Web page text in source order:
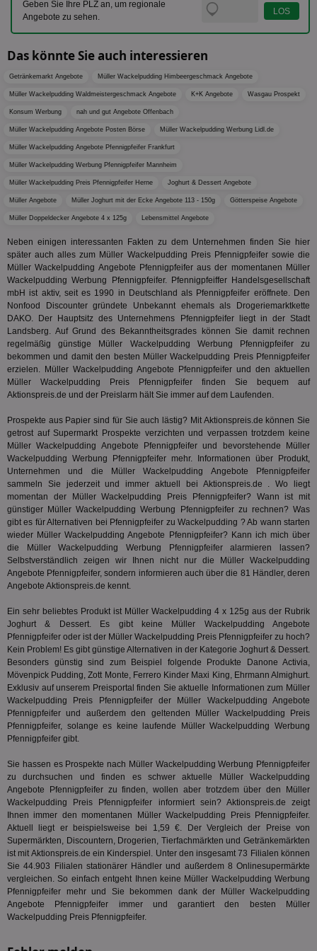
Geben Sie Ihre PLZ an, um regionale
Angebote zu sehen.
Das könnte Sie auch interessieren
Getränkemarkt Angebote Müller Wackelpudding Himbeergeschmack Angebote
Müller Wackelpudding Waldmeistergeschmack Angebote K+K Angebote Wasgau Prospekt
Konsum Werbung nah und gut Angebote Offenbach
Müller Wackelpudding Angebote Posten Börse Müller Wackelpudding Werbung Lidl.de
Müller Wackelpudding Angebote Pfennigpfeifer Frankfurt
Müller Wackelpudding Werbung Pfennigpfeifer Mannheim
Müller Wackelpudding Preis Pfennigpfeifer Herne Joghurt & Dessert Angebote
Müller Angebote Müller Joghurt mit der Ecke Angebote 113 - 150g Götterspeise Angebote
Müller Doppeldecker Angebote 4 x 125g Lebensmittel Angebote
Neben einigen interessanten Fakten zu dem Unternehmen finden Sie hier
später auch alles zum Müller Wackelpudding Preis Pfennigpfeifer sowie die
Müller Wackelpudding Angebote Pfennigpfeifer aus der momentanen Müller
Wackelpudding Werbung Pfennigpfeifer. Pfennigpfeiffer Handelsgesellschaft
mbH ist aktiv, seit es 1990 in Deutschland als Pfennigpfeifer eröffnete. Den
Nonfood Discounter gründete Unbekannt ehemals als Drogeriemarktkette
DAKO. Der Hauptsitz des Unternehmens Pfennigpfeifer liegt in der Stadt
Landsberg. Auf Grund des Bekanntheitsgrades können Sie damit rechnen
regelmäßig günstige Müller Wackelpudding Werbung Pfennigpfeifer zu
bekommen und damit den besten Müller Wackelpudding Preis Pfennigpfeifer
erzielen. Müller Wackelpudding Angebote Pfennigpfeifer und den aktuellen
Müller Wackelpudding Preis Pfennigpfeifer finden Sie bequem auf
Aktionspreis.de und der Preislarm hält Sie immer auf dem Laufenden.
Prospekte aus Papier sind für Sie auch lästig? Mit Aktionspreis.de können Sie
getrost auf Supermarkt Prospekte verzichten und verpassen trotzdem keine
Müller Wackelpudding Angebote Pfennigpfeifer und bevorstehende Müller
Wackelpudding Werbung Pfennigpfeifer mehr. Informationen über Produkt,
Unternehmen und die Müller Wackelpudding Angebote Pfennigpfeifer
sammeln Sie jederzeit und immer aktuell bei Aktionspreis.de . Wo liegt
momentan der Müller Wackelpudding Preis Pfennigpfeifer? Wann ist mit
günstiger Müller Wackelpudding Werbung Pfennigpfeifer zu rechnen? Was
gibt es für Alternativen bei Pfennigpfeifer zu Wackelpudding ? Ab wann starten
wieder Müller Wackelpudding Angebote Pfennigpfeifer? Kann ich mich über
die Müller Wackelpudding Werbung Pfennigpfeifer alarmieren lassen?
Selbstverständlich zeigen wir Ihnen nicht nur die Müller Wackelpudding
Angebote Pfennigpfeifer, sondern informieren auch über die 81 Händler, deren
Angebote Aktionspreis.de kennt.
Ein sehr beliebtes Produkt ist Müller Wackelpudding 4 x 125g aus der Rubrik
Joghurt & Dessert. Es gibt keine Müller Wackelpudding Angebote
Pfennigpfeifer oder ist der Müller Wackelpudding Preis Pfennigpfeifer zu hoch?
Kein Problem! Es gibt günstige Alternativen in der Kategorie Joghurt & Dessert.
Besonders günstig sind zum Beispiel folgende Produkte Danone Activia,
Mövenpick Pudding, Zott Monte, Ferrero Kinder Maxi King, Ehrmann Almighurt.
Exklusiv auf unserem Preisportal finden Sie aktuelle Informationen zum Müller
Wackelpudding Preis Pfennigpfeifer der Müller Wackelpudding Angebote
Pfennigpfeifer und außerdem den geltenden Müller Wackelpudding Preis
Pfennigpfeifer, solange es keine laufende Müller Wackelpudding Werbung
Pfennigpfeifer gibt.
Sie hassen es Prospekte nach Müller Wackelpudding Werbung Pfennigpfeifer
zu durchsuchen und finden es schwer aktuelle Müller Wackelpudding
Angebote Pfennigpfeifer zu finden, wollen aber trotzdem über den Müller
Wackelpudding Preis Pfennigpfeifer informiert sein? Aktionspreis.de zeigt
Ihnen immer den momentanen Müller Wackelpudding Preis Pfennigpfeifer.
Aktuell liegt er beispielsweise bei 1,59 €. Der Vergleich der Preise von
Supermärkten, Discountern, Drogerien, Tierfachmärkten und Getränkemärkten
ist mit Aktionspreis.de ein Kinderspiel. Unter den insgesamt 73 Filialen können
Sie 44.903 Filialen stationärer Händler und außerdem 8 Onlinesupermärkte
vergleichen. So einfach entgeht Ihnen keine Müller Wackelpudding Werbung
Pfennigpfeifer mehr und Sie bekommen dank der Müller Wackelpudding
Angebote Pfennigpfeifer immer und garantiert den besten Müller
Wackelpudding Preis Pfennigpfeifer.
www.aktionspreis.de
Name Provider/Domäne
_ga_BZ0Z3NWXX5
.aktionspreis.de
1 Jahr 1
Monat
von
um
da_ts
.optinadserving.com 1 Jahr
des
c
.creative-
serving.com
12 Monate
wie
die
Es
über
des
fw_ts
.optinadserving.com 1 Jahr
zu
die
wird,
hilft
und
pi
TradeTracker
.pubmatic.com
1 Tag
der
das
auf
_ga
Google LLC
.aktionspreis.de
1 Jahr 1
Monat
Dieser
ist mit
eine
Name Provider/Domäne Ablaufdatum
UserID1
ADITION technologies
AG
.adfarm1.adition.com
2 Monate 29
Tage
tuuid_lu
.creative-serving.com 12 Monate
uid-bp-26913
.ads.stickyadstv.com 1 Monat
wfivefivec
Roku Inc.
.w55c.net
1 Jahr 1
Monat
KADUSERCOOKIE
A3
Yahoo! Inc.
.yahoo.com
1 Jahr
tt_viewer
Teads B.V.
.teads.tv
12 Monate 4
Tage
adx_ts
digitalAudience
Social Audience B.V.
.target.digitalaudience.io
1 Jahr
tuuid
.360yield.com 3 Monate
Name
Provider /
Ablaufdatum
um
Chrome-
testen, um
mit A/B-
die
Chrome-
Name Provider/Domäne Ablaufdatum
uid-bp-159
StickyADS.tv
SyncRTB4 .pubmatic.com
3 Monate
XANDR_PANID
Xandr Inc.
.adnxs.com
3 Monate
Adform
.adform.net
1 Monat 1
Tag
ar_debug
.googleadservices.com
3 Monate
receive-
cookie-
deprecation
.doubleclick.net 6 Monate
__gpi .aktionspreis.de
1 Jahr
receive-
cookie-
deprecation
.adnxs.com
1 Jahr 1
Monat
__eoi .aktionspreis.de
6 Monate
uid-bp-717
.ads.stickyadstv.com
1 Monat
uid-bp-23329
.ads.stickyadstv.com
2 Monate
i
OpenX
.openx.net
1 Jahr
uid-bp-951 .ads.stickyadstv.com
2 Monate
receive-
deprecation
APC .doubleclick.net 6 Monate